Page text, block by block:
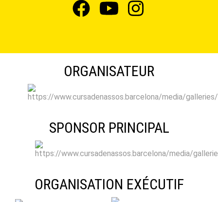
ORGANISATEUR
SPONSOR PRINCIPAL
ORGANISATION EXÉCUTIF